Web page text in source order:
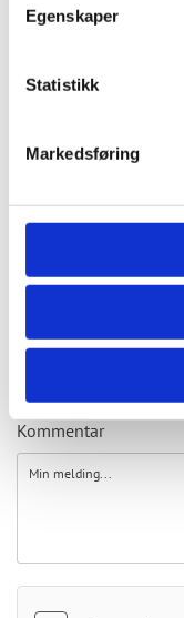
Egenskaper
Statistikk
Markedsføring
E-post*
Kommentar